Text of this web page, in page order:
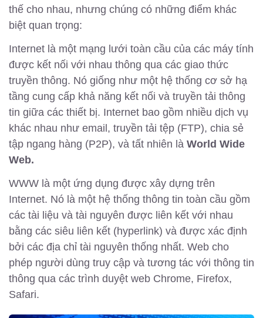
thế cho nhau, nhưng chúng có những điểm khác
biệt quan trọng:
Internet là một mạng lưới toàn cầu của các máy tính
được kết nối với nhau thông qua các giao thức
truyền thông. Nó giống như một hệ thống cơ sở hạ
tầng cung cấp khả năng kết nối và truyền tải thông
tin giữa các thiết bị. Internet bao gồm nhiều dịch vụ
khác nhau như email, truyền tải tệp (FTP), chia sẻ
tập ngang hàng (P2P), và tất nhiên là World Wide
Web.
WWW là một ứng dụng được xây dựng trên
Internet. Nó là một hệ thống thông tin toàn cầu gồm
các tài liệu và tài nguyên được liên kết với nhau
bằng các siêu liên kết (hyperlink) và được xác định
bởi các địa chỉ tài nguyên thống nhất. Web cho
phép người dùng truy cập và tương tác với thông tin
thông qua các trình duyệt web Chrome, Firefox,
Safari.